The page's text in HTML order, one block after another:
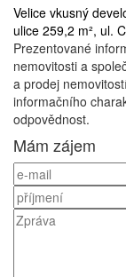
Velice vkusný
ulice 259,2 m², ul.
Prezentované
nemovitosti a
a prodej
informačního
odpovědnost.
Mám zájem